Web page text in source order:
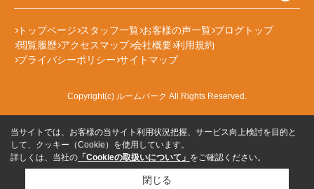
トップページ スタッフ一覧 お客様の声一覧 ブログトップ
閲覧履歴 アクセスマップ 会社概要 利用規約
プライバシーポリシー サイトマップ
Copyright(c) ルームパーク All Rights Reserved.
当サイトでは、お客様の当サイト利用状況把握、サービス向上検討を目的と
して、クッキー（Cookie）を使用しています。
詳しくは、当社の 「Cookieの取扱いについて」 をご確認ください。
閉じる